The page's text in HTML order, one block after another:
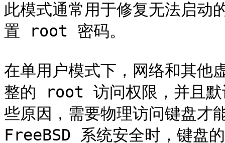
此模式通常用于修复无法启
置 root 密码。
在单用户模式下，网络和其他
整的 root 访问权限，并且
些原因，需要物理访问键盘才
FreeBSD 系统安全时，键盘